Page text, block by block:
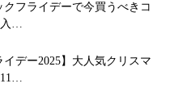
クフライデーで今買うべきコ
入…
イデー2025】大人気クリスマ
11…